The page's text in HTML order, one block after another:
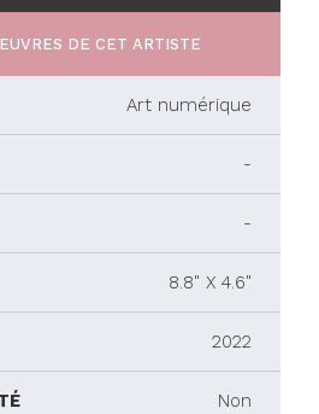
DE CET ARTISTE
Art numérique
-
-
8.8" X 4.6"
2022
Non